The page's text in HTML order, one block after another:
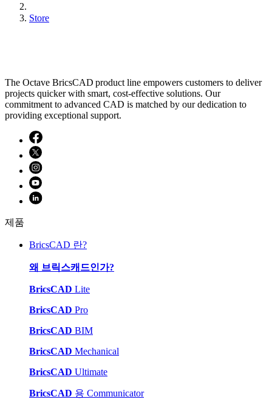
Store
The Octave BricsCAD product line empowers customers to deliver
projects quicker with smart, cost-effective solutions. Our
commitment to advanced CAD is matched by our dedication to
providing exceptional support.
제품
BricsCAD 란?
왜 브릭스캐드인가?
BricsCAD Lite
BricsCAD Pro
BricsCAD BIM
BricsCAD Mechanical
BricsCAD Ultimate
BricsCAD 용 Communicator